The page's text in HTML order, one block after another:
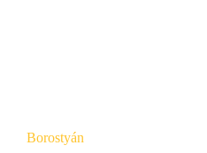
Borostyán